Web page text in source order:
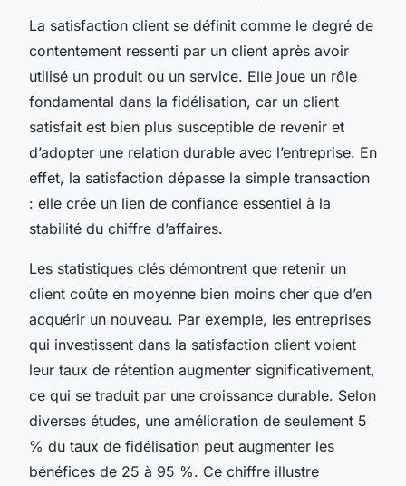
La satisfaction client se définit comme le degré de
contentement ressenti par un client après avoir
utilisé un produit ou un service. Elle joue un rôle
fondamental dans la fidélisation, car un client
satisfait est bien plus susceptible de revenir et
d’adopter une relation durable avec l’entreprise. En
effet, la satisfaction dépasse la simple transaction
: elle crée un lien de confiance essentiel à la
stabilité du chiffre d’affaires.
Les statistiques clés démontrent que retenir un
client coûte en moyenne bien moins cher que d’en
acquérir un nouveau. Par exemple, les entreprises
qui investissent dans la satisfaction client voient
leur taux de rétention augmenter significativement,
ce qui se traduit par une croissance durable. Selon
diverses études, une amélioration de seulement 5
% du taux de fidélisation peut augmenter les
bénéfices de 25 à 95 %. Ce chiffre illustre